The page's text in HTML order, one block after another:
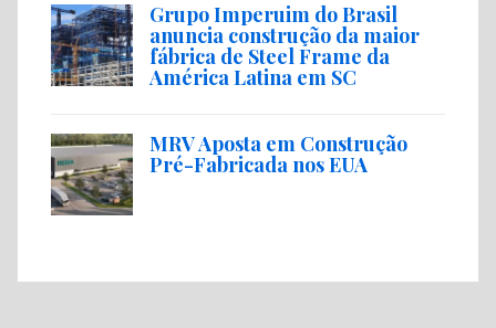
Grupo Imperuim do Brasil
anuncia construção da maior
fábrica de Steel Frame da
América Latina em SC
MRV Aposta em Construção
Pré-Fabricada nos EUA